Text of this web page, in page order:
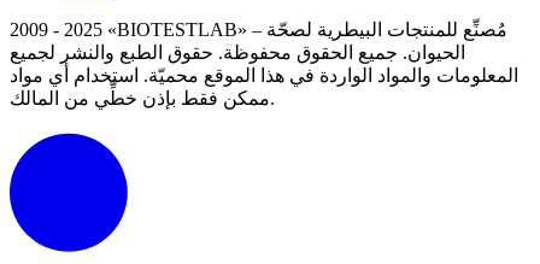
2009 - 2025 «BIOTESTLAB» – مُصنِّع للمنتجات البيطرية لصحّة
الحيوان. جميع الحقوق محفوظة. حقوق الطبع والنشر لجميع
المعلومات والمواد الواردة في هذا الموقع محميّة. استخدام أي مواد
ممكن فقط بإذن خطِّي من المالك.